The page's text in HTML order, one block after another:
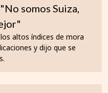
somos Suiza,
altos índices de mora
y dijo que se